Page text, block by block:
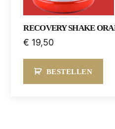
RECOVERY SHAKE
€ 19,50
BESTELLEN